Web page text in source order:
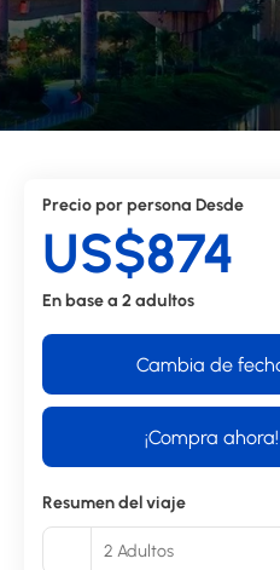
Precio por persona Desde
US$874
En base a 2 adultos
Cambia de
¡Compra ahora!
Resumen del viaje
2 Adultos